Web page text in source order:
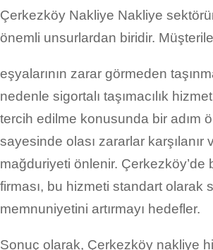
Çerkezköy Nakliye Nakliye
önemli unsurlardan biridir.
eşyalarının zarar görmeden
nedenle sigortalı taşımacılık
tercih edilme konusunda bir adım
sayesinde olası zararlar karşılanır
mağduriyeti önlenir. Çerkezköy’de
firması, bu hizmeti standart olarak
memnuniyetini artırmayı hedefler.
Sonuç olarak, Çerkezköy nakliye